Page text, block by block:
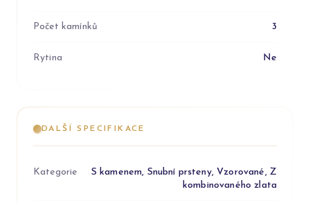
Počet kamínků 3
Rytina Ne
DALŠÍ SPECIFIKACE
Kategorie
S kamenem, Snubní prsteny, Vzorované, Z
kombinovaného zlata